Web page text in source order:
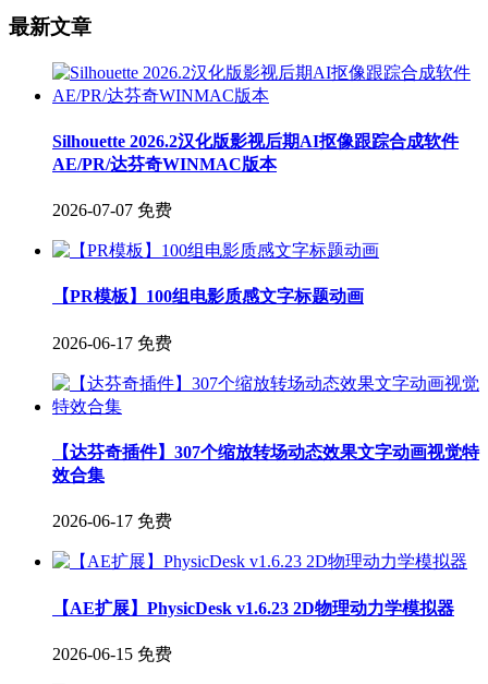
最新文章
Silhouette 2026.2汉化版影视后期AI抠像跟踪合成软件
AE/PR/达芬奇WINMAC版本
2026-07-07 免费
【PR模板】100组电影质感文字标题动画
2026-06-17 免费
【达芬奇插件】307个缩放转场动态效果文字动画视觉特
效合集
2026-06-17 免费
【AE扩展】PhysicDesk v1.6.23 2D物理动力学模拟器
2026-06-15 免费